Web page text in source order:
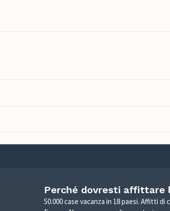
Perché dovresti affittare
50.000 case vacanza in 18 paesi. Affitti